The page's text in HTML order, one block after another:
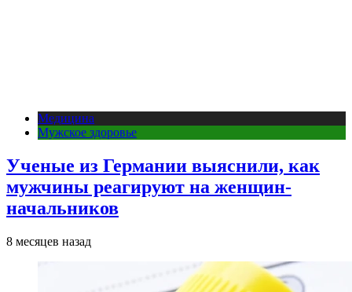
Медицина
Мужское здоровье
Ученые из Германии выяснили, как
мужчины реагируют на женщин-
начальников
8 месяцев назад